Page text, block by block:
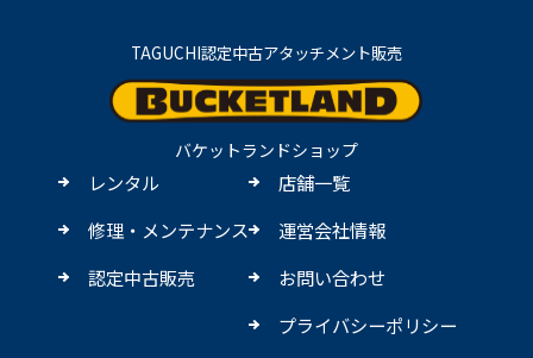
TAGUCHI認定中古アタッチメント販売
バケットランドショップ
レンタル
修理・メンテナンス
認定中古販売
店舗一覧
運営会社情報
お問い合わせ
プライバシーポリシー